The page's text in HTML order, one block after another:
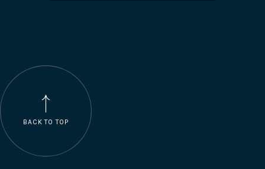
BACK TO TOP